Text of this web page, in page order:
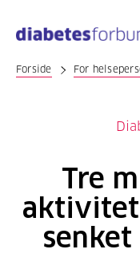
hovedinnhold
Forside For
Tre